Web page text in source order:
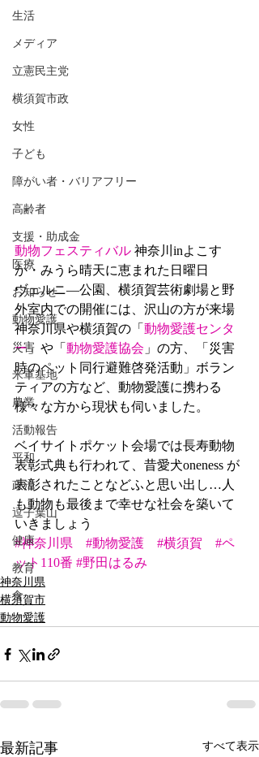
生活
メディア
立憲民主党
横須賀市政
女性
子ども
障がい者・バリアフリー
高齢者
支援・助成金
医療
お知らせ
動物愛護
災害
米軍基地
農業
活動報告
平和
政治
逗子葉山
健康
教育
食
動物フェスティバル 神奈川inよこす
か・みうら晴天に恵まれた日曜日
ヴェルニ―公園、横須賀芸術劇場と野
外室内での開催には、沢山の方が来場
神奈川県や横須賀の「 動物愛護センタ
ー」や「 動物愛護協会 」の方、「災害
時のペット同行避難啓発活動」ボラン
ティアの方など、動物愛護に携わる
様々な方から現状も伺いました。
ベイサイトポケット会場では長寿動物
表彰式典も行われて、昔愛犬oneness が
表彰されたことなどふと思い出し…人
も動物も最後まで幸せな社会を築いて
いきましょう
#神奈川県
#動物愛護 #横須賀
#ペ
ット110番 #野田はるみ
神奈川県
横須賀市
動物愛護
最新記事 すべて表示